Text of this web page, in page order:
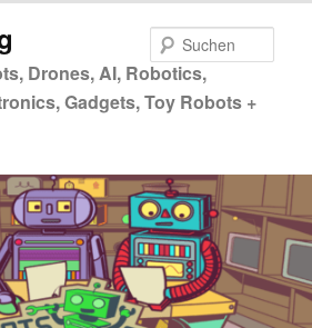
Drones, AI, Robotics,
Gadgets, Toy Robots +